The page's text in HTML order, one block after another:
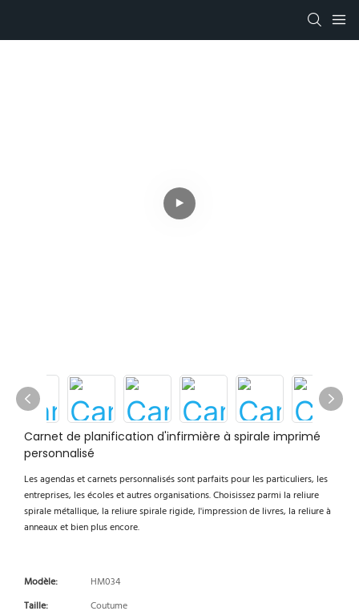
Carnet de planification d'infirmière à spirale imprimé
personnalisé
Les agendas et carnets personnalisés sont parfaits pour les particuliers, les
entreprises, les écoles et autres organisations. Choisissez parmi la reliure
spirale métallique, la reliure spirale rigide, l'impression de livres, la reliure à
anneaux et bien plus encore.
Modèle:
HM034
Taille:
Coutume